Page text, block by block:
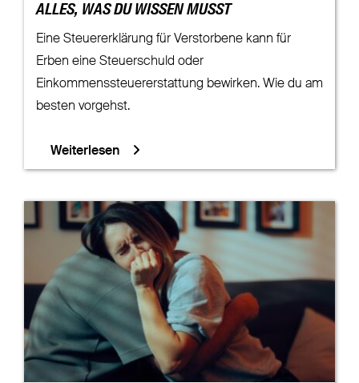
ALLES, WAS DU WISSEN MUSST
Eine Steuererklärung für Verstorbene kann für
Erben eine Steuerschuld oder
Einkommenssteuererstattung bewirken. Wie du am
besten vorgehst.
Weiterlesen